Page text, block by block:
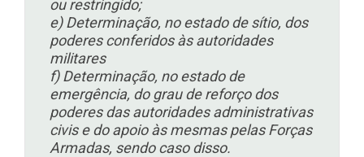
ou restringido;
e) Determinação, no estado de sítio, dos
poderes conferidos às autoridades
militares
f) Determinação, no estado de
emergência, do grau de reforço dos
poderes das autoridades administrativas
civis e do apoio às mesmas pelas Forças
Armadas, sendo caso disso.